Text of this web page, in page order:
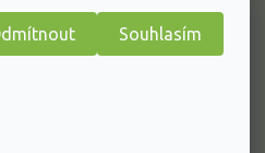
Souhlasím